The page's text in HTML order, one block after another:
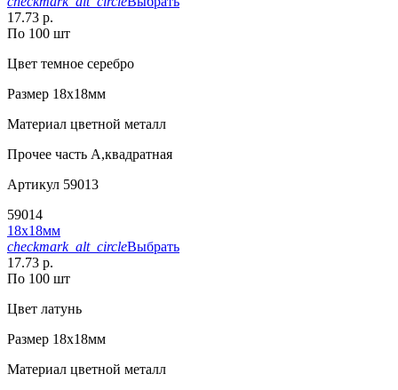
17.73 р.
По 100 шт
Цвет темное серебро
Размер 18х18мм
Материал цветной металл
Прочее часть А,квадратная
Артикул 59013
59014
18х18мм
checkmark_alt_circleВыбрать
17.73 р.
По 100 шт
Цвет латунь
Размер 18х18мм
Материал цветной металл